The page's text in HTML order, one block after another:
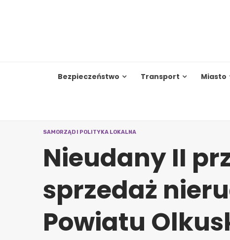
Bezpieczeństwo Transport Miasto
SAMORZĄD I POLITYKA LOKALNA
Nieudany II
sprzedaż
Powiatu